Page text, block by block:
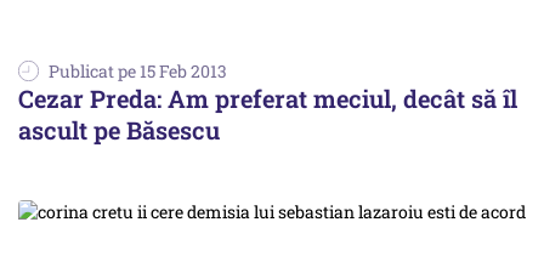
Publicat pe 15 Feb 2013
Cezar Preda: Am preferat meciul, decât să îl
ascult pe Băsescu